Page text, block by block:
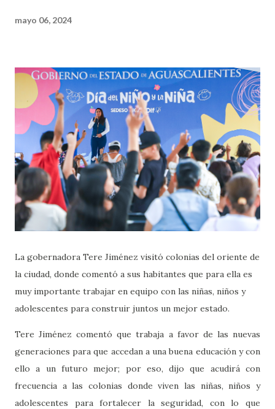
mayo 06, 2024
La gobernadora Tere Jiménez visitó colonias del oriente de
la ciudad, donde comentó a sus habitantes que para ella es
muy importante trabajar en equipo con las niñas, niños y
adolescentes para construir juntos un mejor estado.
Tere Jiménez comentó que trabaja a favor de las nuevas
generaciones para que accedan a una buena educación y con
ello a un futuro mejor; por eso, dijo que acudirá con
frecuencia a las colonias donde viven las niñas, niños y
adolescentes para fortalecer la seguridad, con lo que